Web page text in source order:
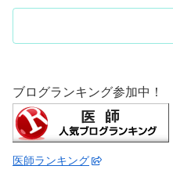
ブログランキング参加中！
医師ランキング